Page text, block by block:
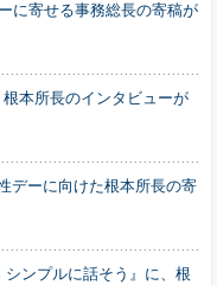
に寄せる事務総長の寄稿が
本所長のインタビューが
デーに向けた根本所長の寄
ンプルに話そう』に、根